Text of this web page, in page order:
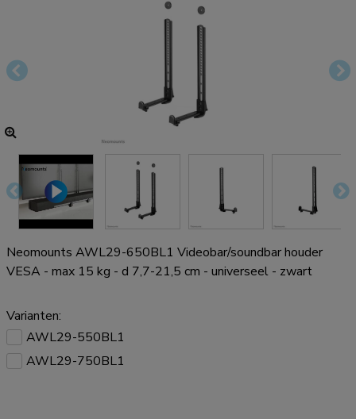
Neomounts AWL29-650BL1 Videobar/soundbar houder
VESA - max 15 kg - d 7,7-21,5 cm - universeel - zwart
Varianten:
AWL29-550BL1
AWL29-750BL1